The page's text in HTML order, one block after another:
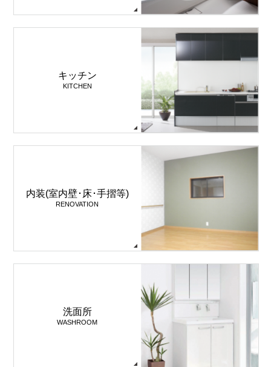
キッチン
KITCHEN
内装(室内壁･床･手摺等)
RENOVATION
洗面所
WASHROOM